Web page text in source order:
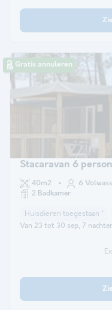
Gratis annuleren
Stacaravan 6
40m2 6
2 Badkamer
Huisdieren toegestaan *
Van 23 tot 30 sep, 7